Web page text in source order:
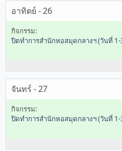
อาทิตย์ - 26
ปิดทำการสำนักหอสมุดกลางฯ (วันที่ 1-
จันทร์ - 27
ปิดทำการสำนักหอสมุดกลางฯ (วันที่ 1-